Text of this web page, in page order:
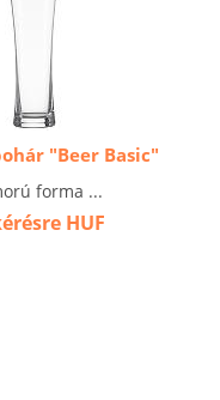
"Beer Basic"
forma ...
HUF